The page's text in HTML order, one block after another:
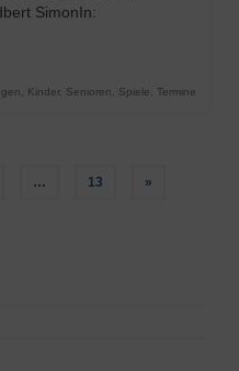
SimonIn:
Kinder, Senioren Spiele Termine
… 13 »